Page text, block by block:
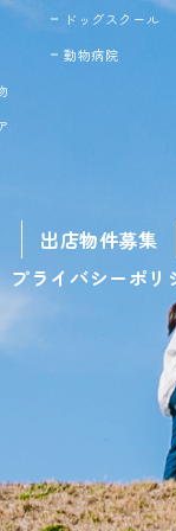
ドッグスクール
動物病院
出店物件募集
プライバシーポリ